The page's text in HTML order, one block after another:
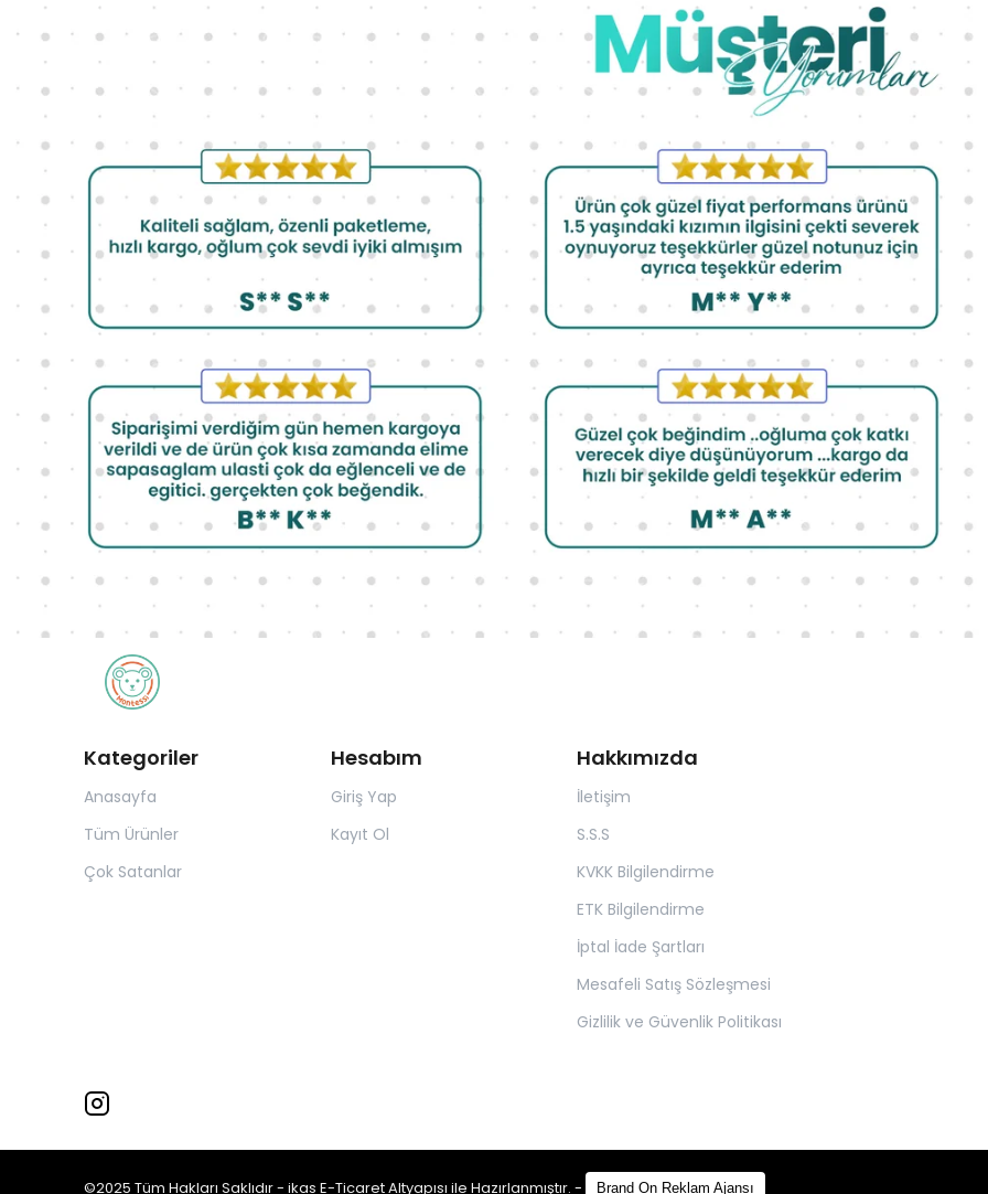
Kategoriler
Anasayfa
Tüm Ürünler
Çok Satanlar
Hesabım
Giriş Yap
Kayıt Ol
Hakkımızda
İletişim
S.S.S
KVKK Bilgilendirme
ETK Bilgilendirme
İptal İade Şartları
Mesafeli Satış Sözleşmesi
Gizlilik ve Güvenlik Politikası
©2025 Tüm Hakları Saklıdır - ikas E-TicaretAltyapısı ile Hazırlanmıştır. - Brand On Reklam Ajansı